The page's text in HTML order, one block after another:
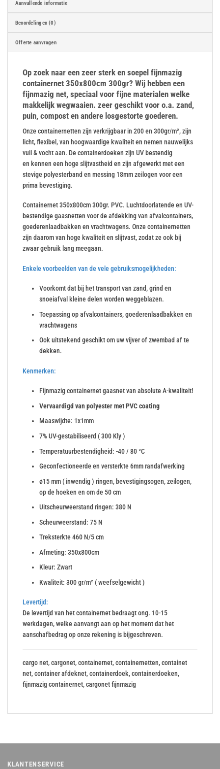
Aanvullende informatie
Beoordelingen (0)
Offerte aanvragen
Op zoek naar een zeer sterk en soepel fijnmazig
containernet 350x800cm 300gr? Wij hebben een
fijnmazig net, speciaal voor fijne materialen welke
makkelijk wegwaaien. zeer geschikt voor o.a. zand,
puin, compost en andere losgestorte goederen.
Onze containernetten zijn verkrijgbaar in 200 en 300gr/m², zijn
licht, flexibel, van hoogwaardige kwaliteit en nemen nauwelijks
vuil & vocht aan. De containerdoeken zijn UV bestendig
en kennen een hoge slijtvastheid en zijn afgewerkt met een
stevige polyesterband en messing 18mm zeilogen voor een
prima bevestiging.
Containernet 350x800cm 300gr. PVC. Luchtdoorlatende en UV-
bestendige gaasnetten voor de afdekking van afvalcontainers,
goederenlaadbakken en vrachtwagens. Onze containernetten
zijn daarom van hoge kwaliteit en slijtvast, zodat ze ook bij
zwaar gebruik lang meegaan.
Enkele voorbeelden van de vele gebruiksmogelijkheden:
Voorkomt dat bij het transport van zand, grind en
snoeiafval kleine delen worden weggeblazen.
Toepassing op afvalcontainers, goederenlaadbakken en
vrachtwagens
Ook uitstekend geschikt om uw vijver of zwembad af te
dekken.
Kenmerken:
Fijnmazig containernet gaasnet van absolute A-kwaliteit!
Vervaardigd van polyester met PVC coating
Maaswijdte: 1x1mm
7% UV-gestabiliseerd ( 300 Kly )
Temperatuurbestendigheid: -40 / 80 °C
Geconfectioneerde en versterkte 6mm randafwerking
ø15 mm ( inwendig ) ringen, bevestigingsogen, zeilogen,
op de hoeken en om de 50 cm
Uitscheurweerstand ringen: 380 N
Scheurweerstand: 75 N
Treksterkte 460 N/5 cm
Afmeting: 350x800cm
Kleur: Zwart
Kwaliteit: 300 gr/m² ( weefselgewicht )
Levertijd:
De levertijd van het containernet bedraagt ong. 10-15
werkdagen, welke aanvangt aan op het moment dat het
aanschafbedrag op onze rekening is bijgeschreven.
cargo net, cargonet, containernet, containernetten, containet
net, container afdeknet, containerdoek, containerdoeken,
fijnmazig containernet, cargonet fijnmazig
KLANTENSERVICE